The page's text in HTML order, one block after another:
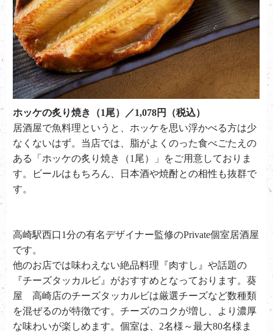
ホッケの炙り焼き（1尾）／1,078円（税込）
居酒屋で魚料理というと、ホッケを思い浮かべる方は少
なくないはず。当店では、脂がよくのった食べごたえの
ある「ホッケの炙り焼き（1尾）」をご用意しておりま
す。ビールはもちろん、日本酒や焼酎との相性も抜群で
す。
高崎駅西口1分の有名デザイナー監修のPrivate個室居酒屋
です。
他のお店では味わえない絶品料理『肉すし』や話題の
『チーズタッカルビ』がおすすめとなっております。葵
屋 高崎店のチーズタッカルビは厳選チーズなど数種類
を混ぜるのが特徴です。チーズのコクが増し、より濃厚
な味わいが楽しめます。個室は、2名様～最大80名様ま